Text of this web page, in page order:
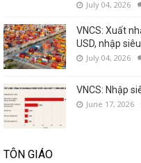
July 04, 2026
VNCS: Xuất
USD, nhập
July 04, 2026
VNCS: Nhập
June 17, 2026
TÔN GIÁO